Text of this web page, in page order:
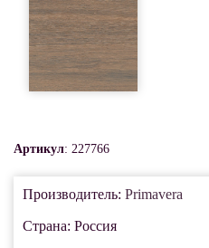
Артикул: 227766
Производитель: Primavera
Страна: Россия